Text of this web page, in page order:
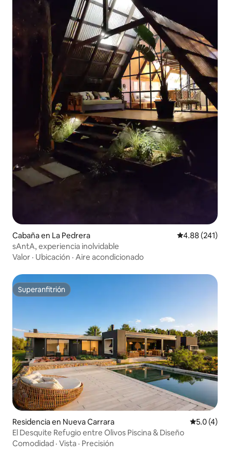
Cabaña en La Pedrera Calificación
4.88 (241)
sAntA, experiencia inolvidable
Valor · Ubicación · Aire acondicionado
Superanfitrión
Superanfitrión
Residencia en Nueva Carrara
5.0 (4)
El Desquite Refugio entre Olivos Piscina & Diseño
Comodidad · Vista · Precisión